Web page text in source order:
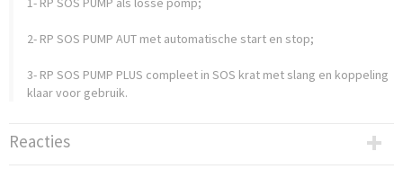
2- RP SOS PUMP AUT met automatische start en stop;
3- RP SOS PUMP PLUS compleet in SOS krat met slang en koppeling
klaar voor gebruik.
Reacties